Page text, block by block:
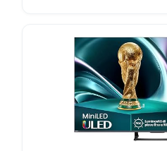
📊 Monitoraggio avviato — il
variazione